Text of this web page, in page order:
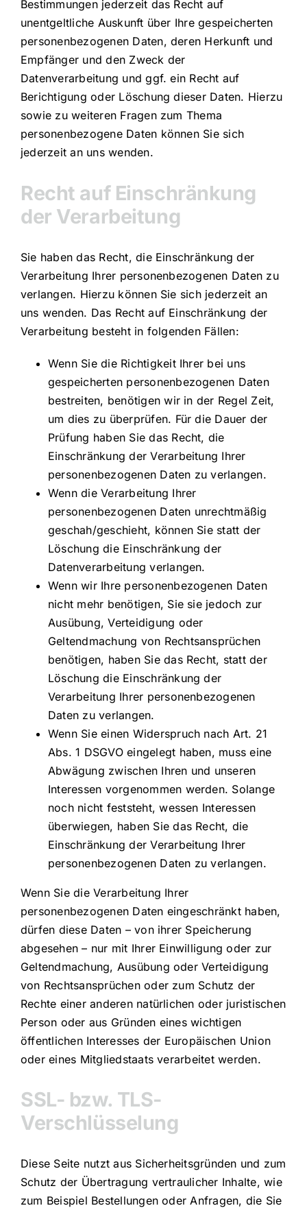
Bestimmungen jederzeit das Recht auf
unentgeltliche Auskunft über Ihre gespeicherten
personenbezogenen Daten, deren Herkunft und
Empfänger und den Zweck der
Datenverarbeitung und ggf. ein Recht auf
Berichtigung oder Löschung dieser Daten. Hierzu
sowie zu weiteren Fragen zum Thema
personenbezogene Daten können Sie sich
jederzeit an uns wenden.
Recht auf Einschränkung
der Verarbeitung
Sie haben das Recht, die Einschränkung der
Verarbeitung Ihrer personenbezogenen Daten zu
verlangen. Hierzu können Sie sich jederzeit an
uns wenden. Das Recht auf Einschränkung der
Verarbeitung besteht in folgenden Fällen:
Wenn Sie die Richtigkeit Ihrer bei uns
gespeicherten personenbezogenen Daten
bestreiten, benötigen wir in der Regel Zeit,
um dies zu überprüfen. Für die Dauer der
Prüfung haben Sie das Recht, die
Einschränkung der Verarbeitung Ihrer
personenbezogenen Daten zu verlangen.
Wenn die Verarbeitung Ihrer
personenbezogenen Daten unrechtmäßig
geschah/geschieht, können Sie statt der
Löschung die Einschränkung der
Datenverarbeitung verlangen.
Wenn wir Ihre personenbezogenen Daten
nicht mehr benötigen, Sie sie jedoch zur
Ausübung, Verteidigung oder
Geltendmachung von Rechtsansprüchen
benötigen, haben Sie das Recht, statt der
Löschung die Einschränkung der
Verarbeitung Ihrer personenbezogenen
Daten zu verlangen.
Wenn Sie einen Widerspruch nach Art. 21
Abs. 1 DSGVO eingelegt haben, muss eine
Abwägung zwischen Ihren und unseren
Interessen vorgenommen werden. Solange
noch nicht feststeht, wessen Interessen
überwiegen, haben Sie das Recht, die
Einschränkung der Verarbeitung Ihrer
personenbezogenen Daten zu verlangen.
Wenn Sie die Verarbeitung Ihrer
personenbezogenen Daten eingeschränkt haben,
dürfen diese Daten – von ihrer Speicherung
abgesehen – nur mit Ihrer Einwilligung oder zur
Geltendmachung, Ausübung oder Verteidigung
von Rechtsansprüchen oder zum Schutz der
Rechte einer anderen natürlichen oder juristischen
Person oder aus Gründen eines wichtigen
öffentlichen Interesses der Europäischen Union
oder eines Mitgliedstaats verarbeitet werden.
SSL- bzw. TLS-
Verschlüsselung
Diese Seite nutzt aus Sicherheitsgründen und zum
Schutz der Übertragung vertraulicher Inhalte, wie
zum Beispiel Bestellungen oder Anfragen, die Sie